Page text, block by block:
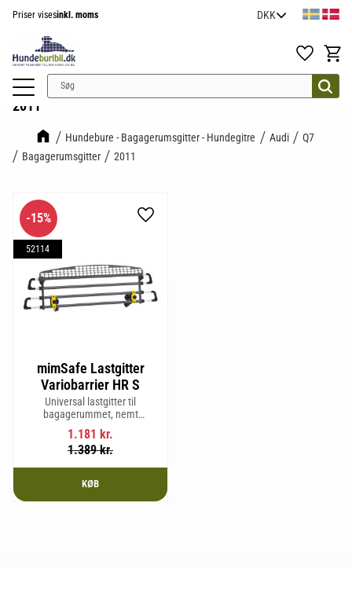
Priser visesinkl. moms
Favoritter
2011
Hundebure - Bagagerumsgitter - Hundegitre Audi
Q7
Bagagerumsgitter
2011
mimSafe Lastgitter
Variobarrier HR S
Universal lastgitter til
bagagerummet, nemt
justerbart for at passe bilens
form og sikre en tryg og sikker
rejse med kæledyr eller last.
1.181 kr.
1.389kr.
15%
52114
Gem som favorit
KØB